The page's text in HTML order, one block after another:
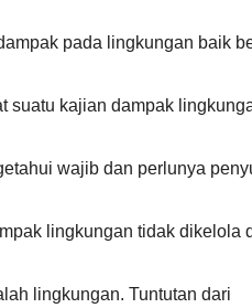
pada lingkungan baik
suatu kajian dampak
wajib dan perlunya
lingkungan tidak dikelola
lingkungan. Tuntutan dari